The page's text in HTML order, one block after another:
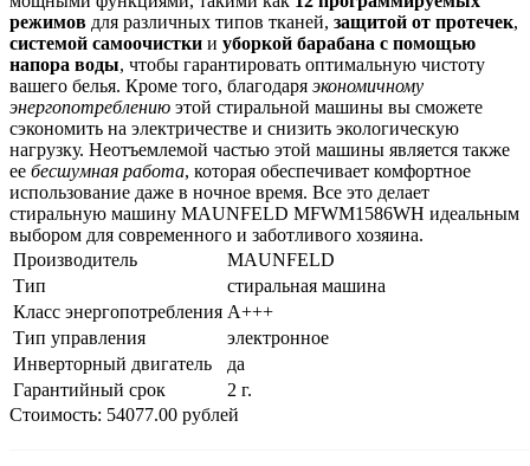
режимов для различных типов тканей, защитой от протечек,
системой самоочистки и уборкой барабана с помощью
напора воды, чтобы гарантировать оптимальную чистоту
вашего белья. Кроме того, благодаря экономичному
энергопотреблению этой стиральной машины вы сможете
сэкономить на электричестве и снизить экологическую
нагрузку. Неотъемлемой частью этой машины является также
ее бесшумная работа, которая обеспечивает комфортное
использование даже в ночное время. Все это делает
стиральную машину MAUNFELD MFWM1586WH идеальным
выбором для современного и заботливого хозяина.
Производитель
MAUNFELD
Тип
стиральная машина
Класс энергопотребления A+++
Тип управления
электронное
Инверторный двигатель
да
Гарантийный срок
2 г.
Стоимость: 54077.00 рублей